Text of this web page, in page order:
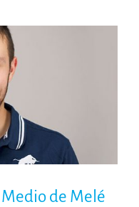
Medio de Melé